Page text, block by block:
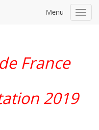
Menu
France
2019